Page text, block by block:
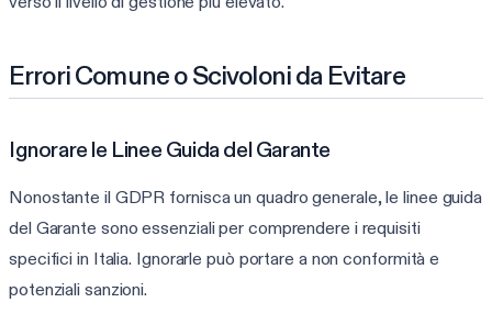
Errori Comune o Scivoloni da Evitare
Ignorare le Linee Guida del Garante
Nonostante il GDPR fornisca un quadro generale, le linee guida
del Garante sono essenziali per comprendere i requisiti
specifici in Italia. Ignorarle può portare a non conformità e
potenziali sanzioni.